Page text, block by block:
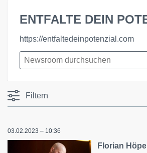
ENTFALTE DEIN
https://entfaltedeinpotenzial.com
Filtern
03.02.2023 – 10:36
Florian